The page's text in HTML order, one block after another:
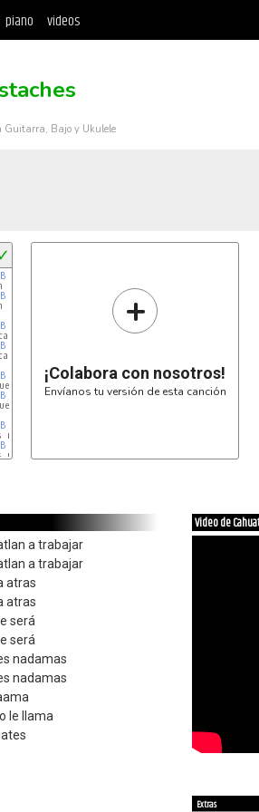
piano videos
Guitarra, Bajo y Ukulele
B
B
a trabajar
B
B
atras
B
B
será
B
B
+
¡Colabora con nosotros!
Envíanos tu versión de esta canción
a trabajar
a trabajar
atras
atras
será
será
nadamas
nadamas
le llama
Video de
Extras